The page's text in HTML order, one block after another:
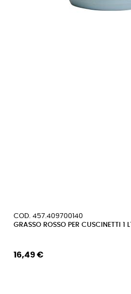
COD. 457.409700140
GRASSO ROSSO PER CUSCINETTI 1 LT
16,49 €